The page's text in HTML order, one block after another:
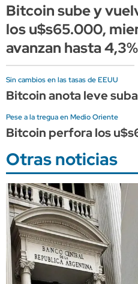
Bitcoin sube y
los u$s65.000,
avanzan hasta 4,3%
Sin cambios en las tasas de EEUU
Bitcoin anota leve
Pese a la tregua en Medio Oriente
Bitcoin perfora los
Otras noticias